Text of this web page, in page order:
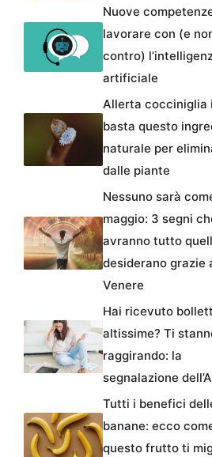
Nuove
lavorare con (e
contro)
artificiale
Allerta cocciniglia
basta questo
naturale per
dalle piante
Nessuno sarà
maggio: 3 segni
avranno tutto
desiderano grazie
Venere
Hai ricevuto
altissime? Ti
raggirando: la
segnalazione
Tutti i benefici
banane: ecco
questo frutto ti